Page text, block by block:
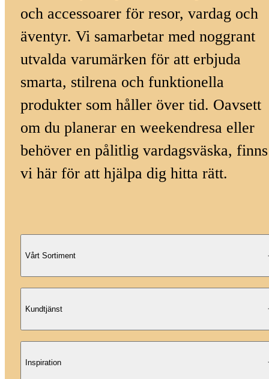
och accessoarer för resor, vardag och
äventyr. Vi samarbetar med noggrant
utvalda varumärken för att erbjuda
smarta, stilrena och funktionella
produkter som håller över tid. Oavsett
om du planerar en weekendresa eller
behöver en pålitlig vardagsväska, finns
vi här för att hjälpa dig hitta rätt.
Vårt Sortiment
Kundtjänst
Inspiration